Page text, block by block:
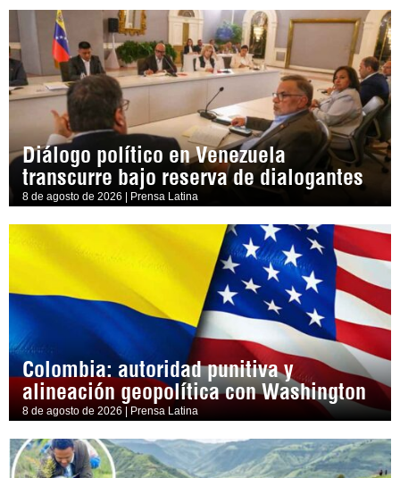
Diálogo político en Venezuela
transcurre bajo reserva de dialogantes
8 de agosto de 2026 | Prensa Latina
Colombia: autoridad punitiva y
alineación geopolítica con Washington
8 de agosto de 2026 | Prensa Latina